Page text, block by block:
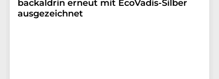
backaldrin erneut mit EcoVadis-Silber
ausgezeichnet